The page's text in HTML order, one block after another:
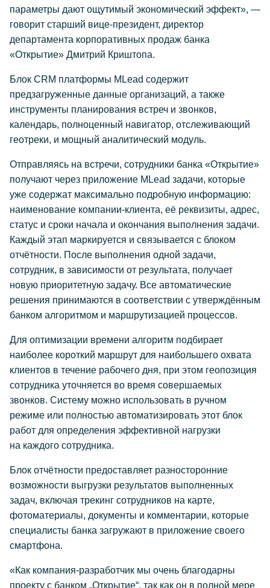
параметры дают ощутимый экономический эффект», —
говорит старший вице-президент, директор
департамента корпоративных продаж банка
«Открытие» Дмитрий Криштопа.
Блок CRM платформы MLead содержит
предзагруженные данные организаций, а также
инструменты планирования встреч и звонков,
календарь, полноценный навигатор, отслеживающий
геотреки, и мощный аналитический модуль.
Отправляясь на встречи, сотрудники банка «Открытие»
получают через приложение MLead задачи, которые
уже содержат максимально подробную информацию:
наименование компании-клиента, её реквизиты, адрес,
статус и сроки начала и окончания выполнения задачи.
Каждый этап маркируется и связывается с блоком
отчётности. После выполнения одной задачи,
сотрудник, в зависимости от результата, получает
новую приоритетную задачу. Все автоматические
решения принимаются в соответствии с утверждённым
банком алгоритмом и маршрутизацией процессов.
Для оптимизации времени алгоритм подбирает
наиболее короткий маршрут для наибольшего охвата
клиентов в течение рабочего дня, при этом геопозиция
сотрудника уточняется во время совершаемых
звонков. Систему можно использовать в ручном
режиме или полностью автоматизировать этот блок
работ для определения эффективной нагрузки
на каждого сотрудника.
Блок отчётности предоставляет разносторонние
возможности выгрузки результатов выполненных
задач, включая трекинг сотрудников на карте,
фотоматериалы, документы и комментарии, которые
специалисты банка загружают в приложение своего
смартфона.
«Как компания-разработчик мы очень благодарны
проекту с банком „Открытие“, так как он в полной мере